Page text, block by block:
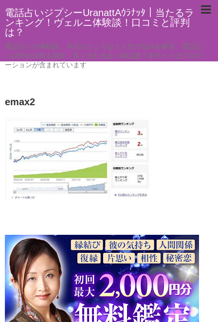
電話占いジプシーUranattAｳﾗﾅｯﾀ｜当たるラ
ンキング！ヴェルニ体験談！口コミと評判
は？
電話占いの体験談。本当のところは？人生の悩みを解決。電話占
い以外の占術も紹介。良く当たる占い師は誰？本サイトはプロモ
ーションが含まれています
emax2